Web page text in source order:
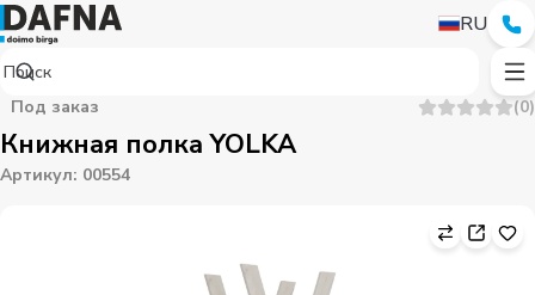
RU
Под заказ (0)
Книжная полка YOLKA
Артикул: 00554